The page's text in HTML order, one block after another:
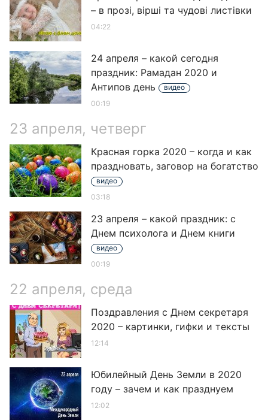
– в прозі, вірші та чудові листівки
04:22
24 апреля – какой сегодня
праздник: Рамадан 2020 и
Антипов день
видео
00:19
23 апреля, четверг
Красная горка 2020 – когда и как
праздновать, заговор на богатство
видео
03:18
23 апреля – какой праздник: с
Днем психолога и Днем книги
видео
00:19
22 апреля, среда
Поздравления с Днем секретаря
2020 – картинки, гифки и тексты
12:14
Юбилейный День Земли в 2020
году – зачем и как празднуем
12:02